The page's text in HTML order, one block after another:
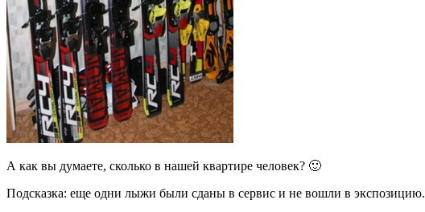
А как вы думаете, сколько в нашей квартире человек? 🙂
Подсказка: еще одни лыжи были сданы в сервис и не вошли в экспозицию.